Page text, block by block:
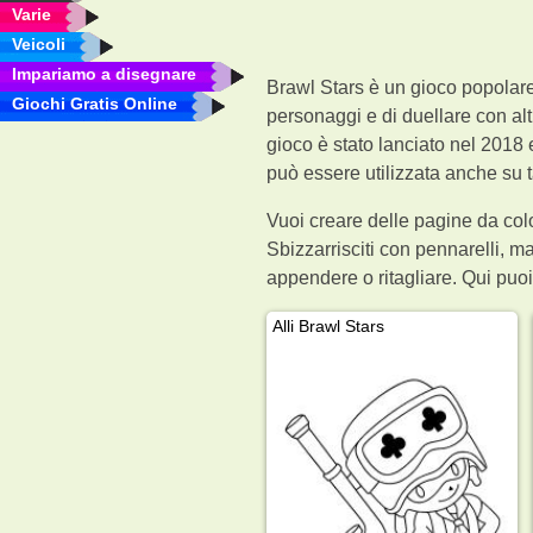
Varie
Veicoli
Impariamo a disegnare
Giochi Gratis Online
Brawl Stars è un gioco
personaggi e di duellare con
gioco è stato lanciato nel 2018
può essere utilizzata anche su
Vuoi creare delle pagine da
Sbizzarrisciti con pennarelli,
appendere o ritagliare. Qui
Alli Brawl Stars